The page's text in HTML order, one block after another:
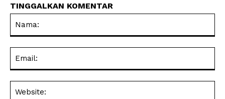
TINGGALKAN KOMENTAR